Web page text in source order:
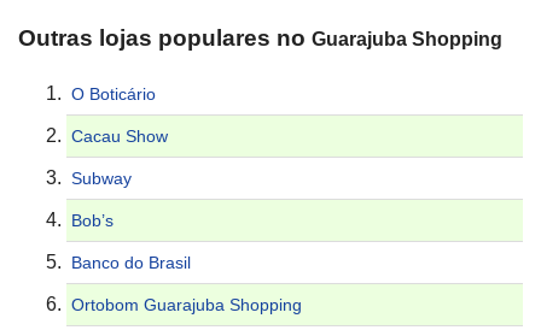
Outras lojas populares no Guarajuba Shopping
O Boticário
Cacau Show
Subway
Bob’s
Banco do Brasil
Ortobom Guarajuba Shopping